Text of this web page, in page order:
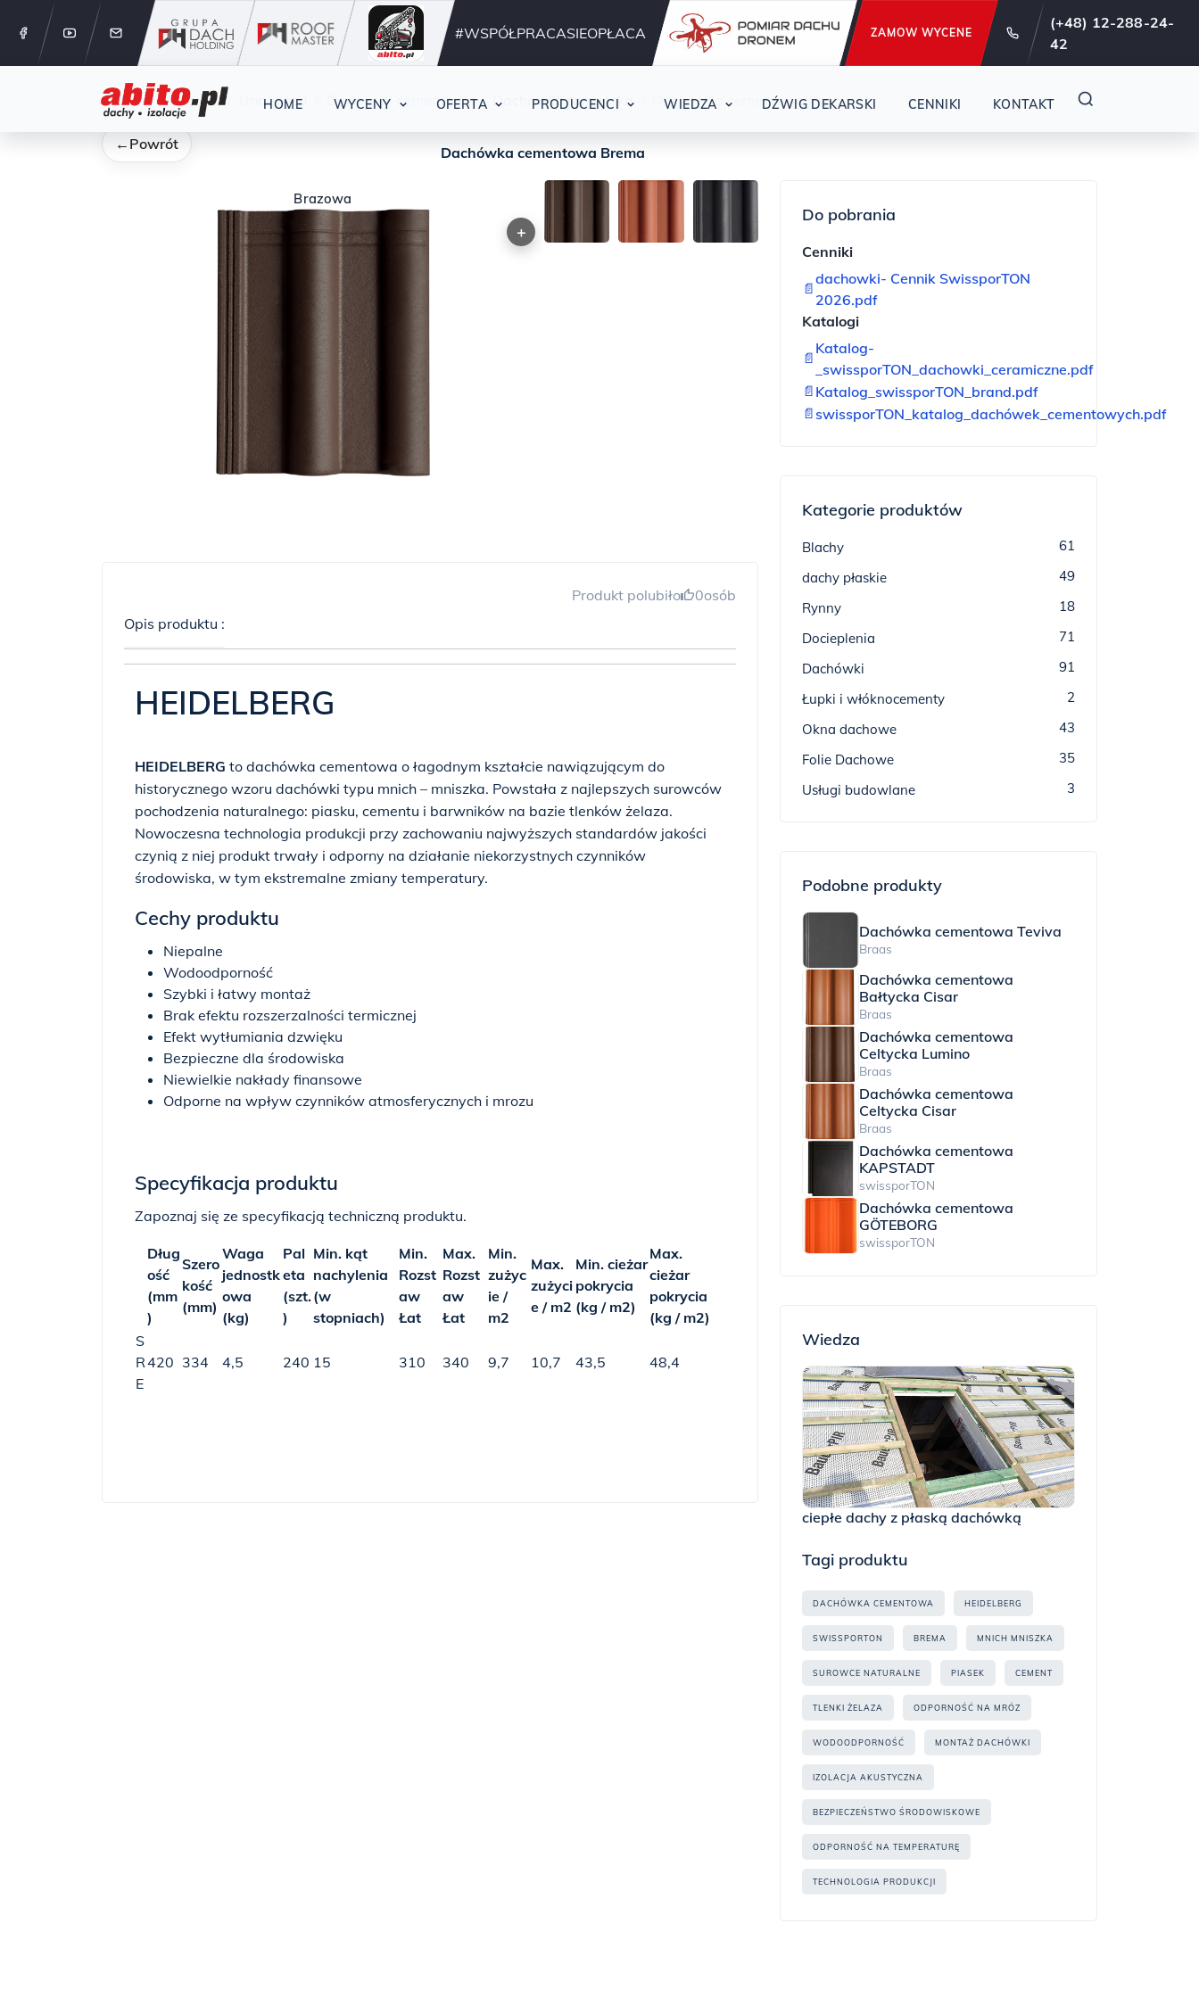
12 288 24 42 Działamy nieprzerwanie od 29 lat !
#WSPÓŁPRACASIEOPŁACA ZAMOW WYCENE
(+48) 12-288-24-
42
HOME WYCENY OFERTA PRODUCENCI WIEDZA DŹWIG DEKARSKI CENNIKI KONTAKT
Start Kategorie Undefined Dachówki cementowe Dachówka romańska Dachówka cementowa Brema
← Powrót Dachówka cementowa Brema
Brazowa
+
Produkt polubiło 0osób
Opis produktu :
HEIDELBERG
HEIDELBERG to dachówka cementowa o łagodnym kształcie nawiązującym do
historycznego wzoru dachówki typu mnich – mniszka. Powstała z najlepszych surowców
pochodzenia naturalnego: piasku, cementu i barwników na bazie tlenków żelaza.
Nowoczesna technologia produkcji przy zachowaniu najwyższych standardów jakości
czynią z niej produkt trwały i odporny na działanie niekorzystnych czynników
środowiska, w tym ekstremalne zmiany temperatury.
Cechy produktu
Niepalne
Wodoodporność
Szybki i łatwy montaż
Brak efektu rozszerzalności termicznej
Efekt wytłumiania dzwięku
Bezpieczne dla środowiska
Niewielkie nakłady finansowe
Odporne na wpływ czynników atmosferycznych i mrozu
Specyfikacja produktu
Zapoznaj się ze specyfikacją techniczną produktu.
Dług
ość
(mm
)
Szero
kość
(mm)
Waga
jednostk
owa
(kg)
Pal
eta
(szt.
)
Min. kąt
nachylenia
(w
stopniach)
Min.
Rozst
aw
Łat
Max.
Rozst
aw
Łat
Min.
zużyc
ie /
m2
Max.
zużyci
e / m2
Min. cieżar
pokrycia
(kg / m2)
Max.
cieżar
pokrycia
(kg / m2)
S
R
E
420 334 4,5 240 15 310 340 9,7 10,7 43,5 48,4
Do pobrania
Cenniki
📄
dachowki- Cennik SwissporTON
2026.pdf
Katalogi
📄
Katalog-
_swissporTON_dachowki_ceramiczne.pdf
📄 Katalog_swissporTON_brand.pdf
📄swissporTON_katalog_dachówek_cementowych.pdf
Kategorie produktów
Blachy
61
dachy płaskie
49
Rynny
18
Docieplenia
71
Dachówki
91
Łupki i włóknocementy
2
Okna dachowe
43
Folie Dachowe
35
Usługi budowlane
3
Podobne produkty
Dachówka cementowa Teviva
Braas
Dachówka cementowa
Bałtycka Cisar
Braas
Dachówka cementowa
Celtycka Lumino
Braas
Dachówka cementowa
Celtycka Cisar
Braas
Dachówka cementowa
KAPSTADT
swissporTON
Dachówka cementowa
GÖTEBORG
swissporTON
Wiedza
ciepłe dachy z płaską dachówką
Tagi produktu
DACHÓWKA CEMENTOWA HEIDELBERG
SWISSPORTON BREMA MNICH MNISZKA
SUROWCE NATURALNE PIASEK CEMENT
TLENKI ŻELAZA ODPORNOŚĆ NA MRÓZ
WODOODPORNOŚĆ MONTAŻ DACHÓWKI
IZOLACJA AKUSTYCZNA
BEZPIECZEŃSTWO ŚRODOWISKOWE
ODPORNOŚĆ NA TEMPERATURĘ
TECHNOLOGIA PRODUKCJI